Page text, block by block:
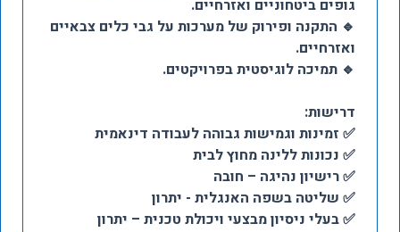
גופים ביטחוניים ואזרחיים.
🔹 התקנה ופירוק של מערכות על גבי כלים צבאיים
ואזרחיים.
🔹 תמיכה לוגיסטית בפרויקטים.
דרישות:
✅ זמינות וגמישות גבוהה לעבודה דינאמית
✅ נכונות ללינה מחוץ לבית
✅ רישיון נהיגה – חובה
✅ שליטה בשפה האנגלית - יתרון
✅ בעלי ניסיון מבצעי ויכולת טכנית – יתרון